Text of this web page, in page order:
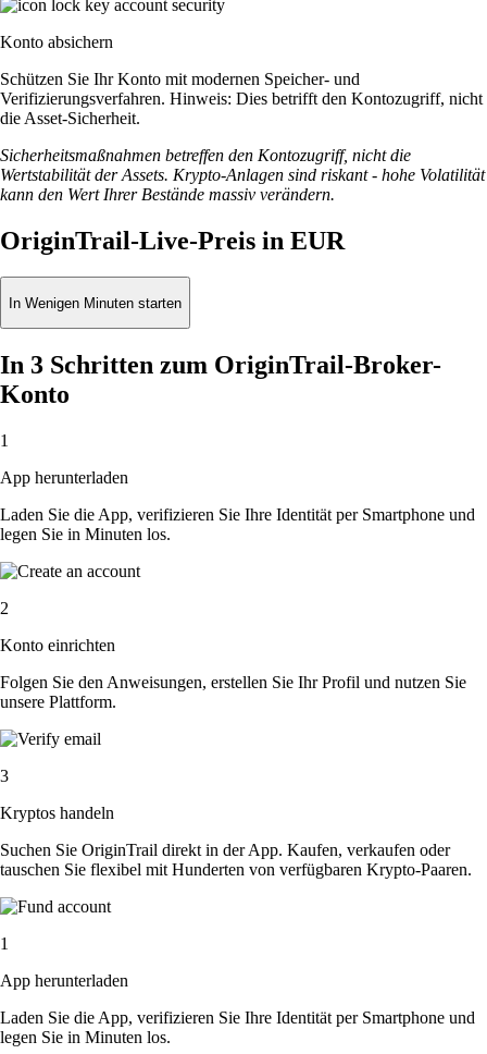
Konto absichern
Schützen Sie Ihr Konto mit modernen Speicher- und
Verifizierungsverfahren. Hinweis: Dies betrifft den Kontozugriff, nicht
die Asset-Sicherheit.
Sicherheitsmaßnahmen betreffen den Kontozugriff, nicht die
Wertstabilität der Assets. Krypto-Anlagen sind riskant - hohe Volatilität
kann den Wert Ihrer Bestände massiv verändern.
OriginTrail-Live-Preis in EUR
In Wenigen Minuten starten
In 3 Schritten zum OriginTrail-Broker-
Konto
1
App herunterladen
Laden Sie die App, verifizieren Sie Ihre Identität per Smartphone und
legen Sie in Minuten los.
2
Konto einrichten
Folgen Sie den Anweisungen, erstellen Sie Ihr Profil und nutzen Sie
unsere Plattform.
3
Kryptos handeln
Suchen Sie OriginTrail direkt in der App. Kaufen, verkaufen oder
tauschen Sie flexibel mit Hunderten von verfügbaren Krypto-Paaren.
1
App herunterladen
Laden Sie die App, verifizieren Sie Ihre Identität per Smartphone und
legen Sie in Minuten los.